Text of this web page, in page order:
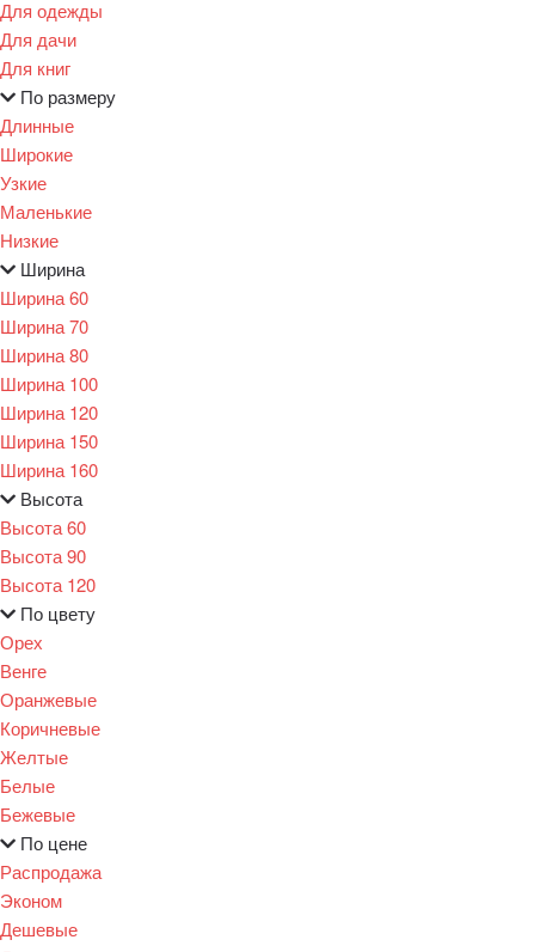
Для одежды
Для дачи
Для книг
По размеру
Длинные
Широкие
Узкие
Маленькие
Низкие
Ширина
Ширина 60
Ширина 70
Ширина 80
Ширина 100
Ширина 120
Ширина 150
Ширина 160
Высота
Высота 60
Высота 90
Высота 120
По цвету
Орех
Венге
Оранжевые
Коричневые
Желтые
Белые
Бежевые
По цене
Распродажа
Эконом
Дешевые